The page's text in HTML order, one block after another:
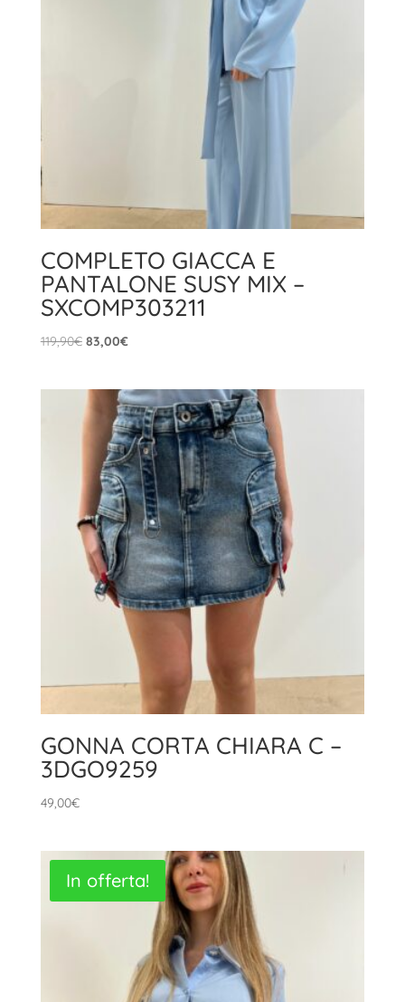
COMPLETO GIACCA E
PANTALONE SUSY MIX –
SXCOMP303211
119,90€ Il
era:
119,90€.
83,00€Il
è:
83,00€.
GONNA CORTA CHIARA C –
3DGO9259
49,00€
In offerta!